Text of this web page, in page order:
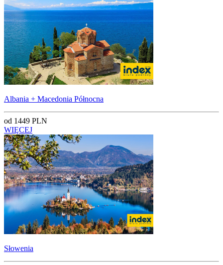
Albania + Macedonia Północna
od 1449 PLN
WIĘCEJ
Słowenia